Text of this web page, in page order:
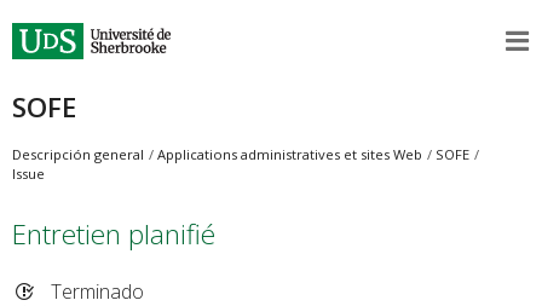
SOFE
Descripción general Applications administratives et sites Web
SOFE
Issue
Entretien planifié
Terminado